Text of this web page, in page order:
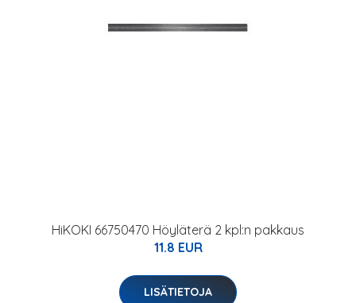
HiKOKI 66750470 Höyläterä 2 kpl:n pakkaus
11.8 EUR
LISÄTIETOJA